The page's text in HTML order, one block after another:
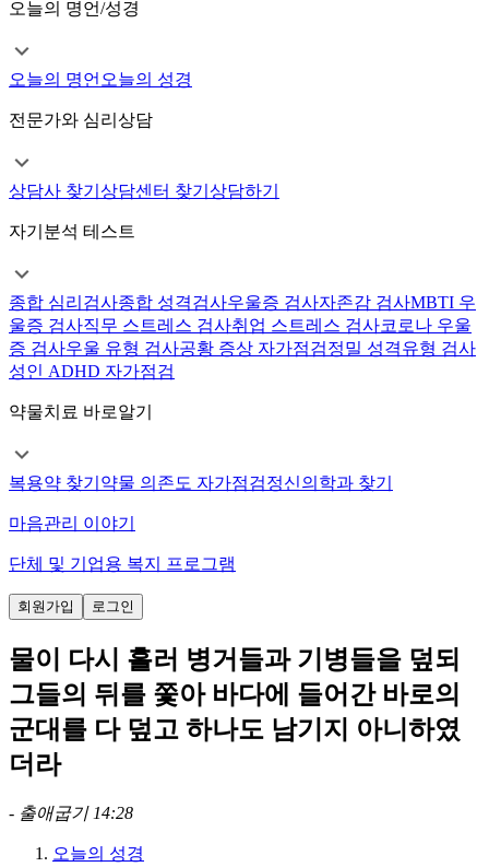
오늘의 명언/성경
오늘의 명언 오늘의 성경
전문가와 심리상담
상담사 찾기 상담센터 찾기 상담하기
자기분석 테스트
종합 심리검사종합 성격검사우울증 검사자존감 검사MBTI 우
울증 검사직무 스트레스 검사취업 스트레스 검사코로나 우울
증 검사우울 유형 검사공황 증상 자가점검정밀 성격유형 검사
성인 ADHD 자가점검
약물치료 바로알기
복용약 찾기 약물 의존도 자가점검정신의학과 찾기
마음관리 이야기
단체 및 기업용 복지 프로그램
회원가입 로그인
물이 다시 흘러 병거들과 기병들을 덮되
그들의 뒤를 쫓아 바다에 들어간 바로의
군대를 다 덮고 하나도 남기지 아니하였
더라
- 출애굽기 14:28
오늘의 성경